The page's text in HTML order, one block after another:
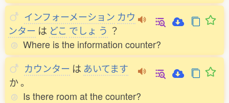
インフォーメーション カウ
ンター は どこ でしょ う ？
Where is the information counter?
カウンター は あいてます
か。
Is there room at the counter?